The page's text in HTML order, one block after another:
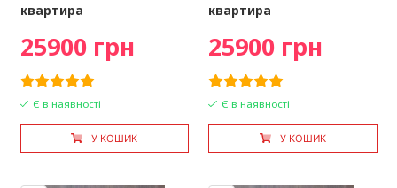
квартира
25900 грн
Є в наявності
У КОШИК
квартира
25900 грн
Є в наявності
У КОШИК